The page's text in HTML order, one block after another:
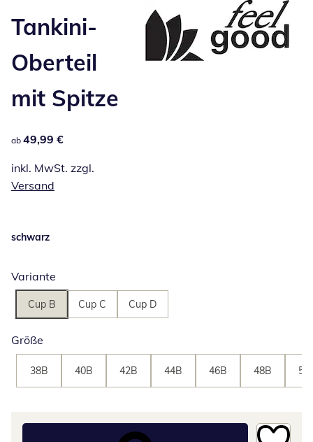
Tankini-
Oberteil
mit Spitze
49,99 €
ab 49,99 €
inkl. MwSt. zzgl.
Versand
schwarz
Variante
Cup B Cup C Cup D
Größe
38B 40B 42B 44B 46B 48B